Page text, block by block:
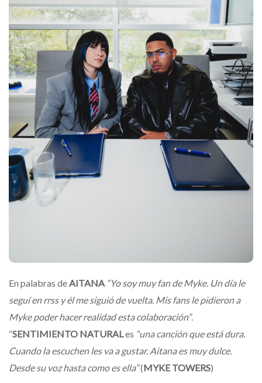
En palabras de AITANA “Yo soy muy fan de Myke. Un día le
seguí en rrss y él me siguió de vuelta. Mis fans le pidieron a
Myke poder hacer realidad esta colaboración”.
“SENTIMIENTO NATURAL es “una canción que está dura.
Cuando la escuchen les va a gustar. Aitana es muy dulce.
Desde su voz hasta como es ella”(MYKE TOWERS)